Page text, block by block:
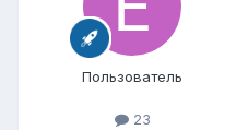
Пользователь
23